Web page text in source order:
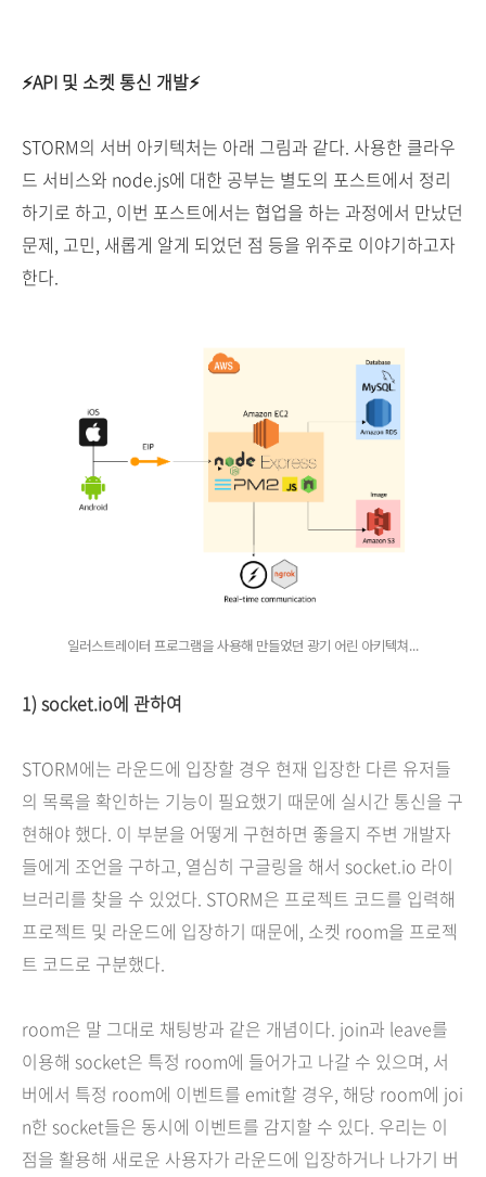
⚡API 및 소켓 통신 개발⚡
STORM의 서버 아키텍처는 아래 그림과 같다. 사용한 클라우
드 서비스와 node.js에 대한 공부는 별도의 포스트에서 정리
하기로 하고, 이번 포스트에서는 협업을 하는 과정에서 만났던
문제, 고민, 새롭게 알게 되었던 점 등을 위주로 이야기하고자
한다.
일러스트레이터 프로그램을 사용해 만들었던 광기 어린 아키텍쳐...
1) socket.io에 관하여
STORM에는 라운드에 입장할 경우 현재 입장한 다른 유저들
의 목록을 확인하는 기능이 필요했기 때문에 실시간 통신을 구
현해야 했다. 이 부분을 어떻게 구현하면 좋을지 주변 개발자
들에게 조언을 구하고, 열심히 구글링을 해서 socket.io 라이
브러리를 찾을 수 있었다. STORM은 프로젝트 코드를 입력해
프로젝트 및 라운드에 입장하기 때문에, 소켓 room을 프로젝
트 코드로 구분했다.
room은 말 그대로 채팅방과 같은 개념이다. join과 leave를
이용해 socket은 특정 room에 들어가고 나갈 수 있으며, 서
버에서 특정 room에 이벤트를 emit할 경우, 해당 room에 joi
n한 socket들은 동시에 이벤트를 감지할 수 있다. 우리는 이
점을 활용해 새로운 사용자가 라운드에 입장하거나 나가기 버